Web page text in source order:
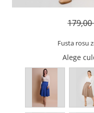
179,00
Fusta rosu
Alege